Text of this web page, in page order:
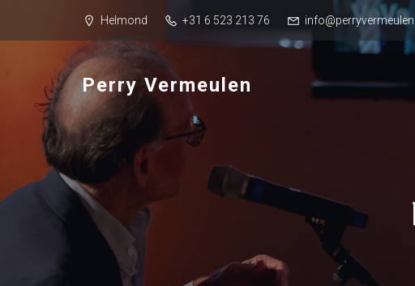
Helmond +31 6 523 213 76
Perry Vermeulen